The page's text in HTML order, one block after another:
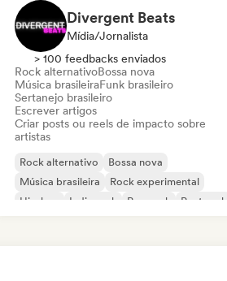
Divergent Beats
Mídia/Jornalista
> 100 feedbacks enviados
Rock alternativoBossa nova
Música brasileiraFunk brasileiro
Sertanejo brasileiro
Escrever artigos
Criar posts ou reels de impacto sobre
artistas
Rock alternativo
Bossa nova
Música brasileira
Rock experimental
Hip-hop
Indie rock Pop rock Post rock